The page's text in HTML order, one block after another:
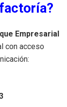
Empresarial
con acceso